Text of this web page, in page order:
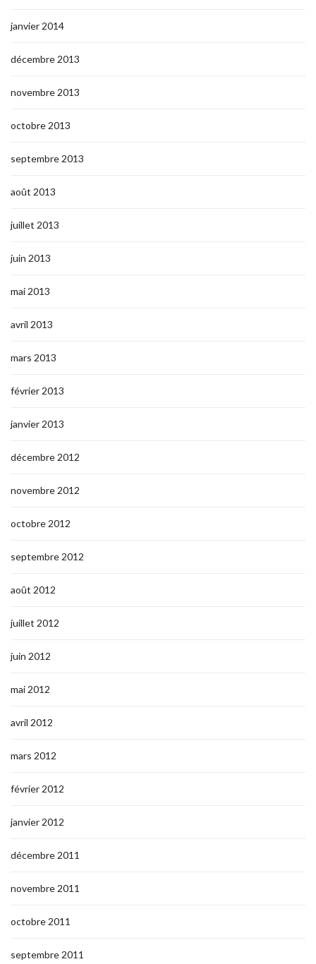
janvier 2014
décembre 2013
novembre 2013
octobre 2013
septembre 2013
août 2013
juillet 2013
juin 2013
mai 2013
avril 2013
mars 2013
février 2013
janvier 2013
décembre 2012
novembre 2012
octobre 2012
septembre 2012
août 2012
juillet 2012
juin 2012
mai 2012
avril 2012
mars 2012
février 2012
janvier 2012
décembre 2011
novembre 2011
octobre 2011
septembre 2011